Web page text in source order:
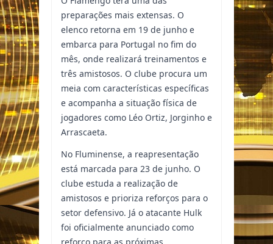
preparações mais extensas. O
elenco retorna em 19 de junho e
embarca para Portugal no fim do
mês, onde realizará treinamentos e
três amistosos. O clube procura um
meia com características específicas
e acompanha a situação física de
jogadores como Léo Ortiz, Jorginho e
Arrascaeta.
No Fluminense, a reapresentação
está marcada para 23 de junho. O
clube estuda a realização de
amistosos e prioriza reforços para o
setor defensivo. Já o atacante Hulk
foi oficialmente anunciado como